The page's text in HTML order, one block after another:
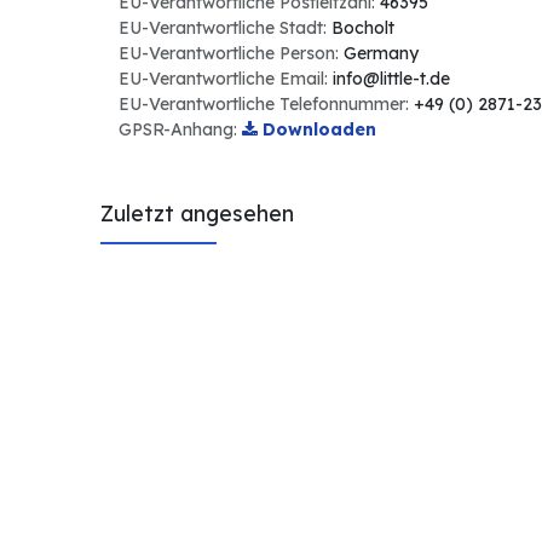
EU-Verantwortliche Stadt: Bocholt
EU-Verantwortliche Person: Germany
EU-Verantwortliche Email: info@little-t.de
EU-Verantwortliche Telefonnummer: +49 (0) 2871-
GPSR-Anhang:
Downloaden
Zuletzt angesehen